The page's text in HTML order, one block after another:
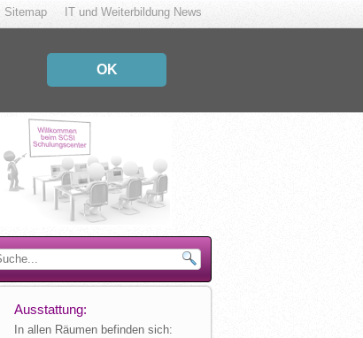
IT und Weiterbildung News
Sitemap
OK
Ausstattung:
In allen Räumen befinden sich: